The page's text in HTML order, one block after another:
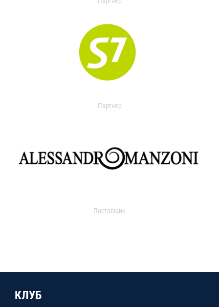
Партнер
Поставщик
КЛУБ